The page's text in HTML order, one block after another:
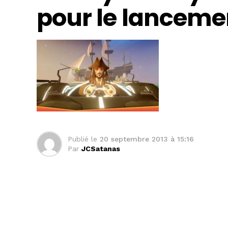
pour le
Publié le 20 septembre 2013 à 15:16
Par JCSatanas